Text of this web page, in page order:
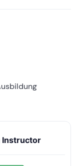
Instructor